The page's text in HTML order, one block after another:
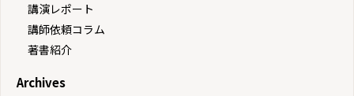
講演レポート
講師依頼コラム
著書紹介
Archives